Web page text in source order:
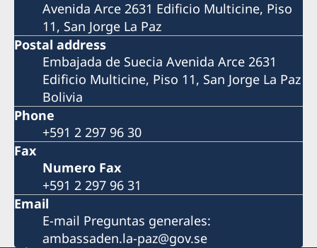
Avenida Arce 2631 Edificio Multicine, Piso
11, San Jorge La Paz
Postal address
Embajada de Suecia Avenida Arce 2631
Edificio Multicine, Piso 11, San Jorge La Paz
Bolivia
Phone
+591 2 297 96 30
Fax
Numero Fax
+591 2 297 96 31
Email
E-mail Preguntas generales:
ambassaden.la-paz@gov.se